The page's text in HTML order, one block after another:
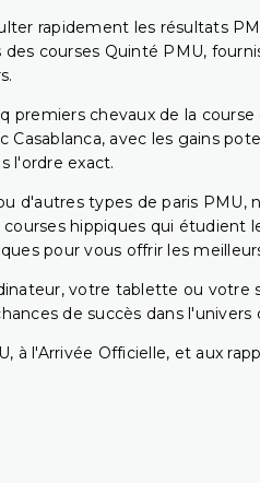
rapidement les résultats
courses Quinté PMU,
premiers chevaux de la
avec les gains
l'ordre exact.
d'autres types de paris PMU,
hippiques qui étudient
pour vous offrir les
votre tablette ou votre
de succès dans l'univers
à l'Arrivée Officielle, et aux